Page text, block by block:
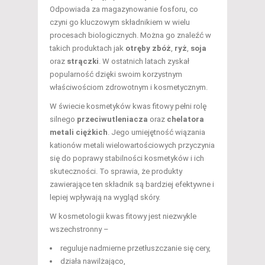
Odpowiada za magazynowanie fosforu, co
czyni go kluczowym składnikiem w wielu
procesach biologicznych. Można go znaleźć w
takich produktach jak otręby zbóż ryż soja
oraz strączki . W ostatnich latach zyskał
popularność dzięki swoim korzystnym
właściwościom zdrowotnym i kosmetycznym.
W świecie kosmetyków kwas fitowy pełni rolę
silnego przeciwutleniacza oraz chelatora
metali ciężkich . Jego umiejętność wiązania
kationów metali wielowartościowych przyczynia
się do poprawy stabilności kosmetyków i ich
skuteczności. To sprawia, że produkty
zawierające ten składnik są bardziej efektywne i
lepiej wpływają na wygląd skóry.
W kosmetologii kwas fitowy jest niezwykle
wszechstronny –
reguluje nadmierne przetłuszczanie się cery,
działa nawilżająco,